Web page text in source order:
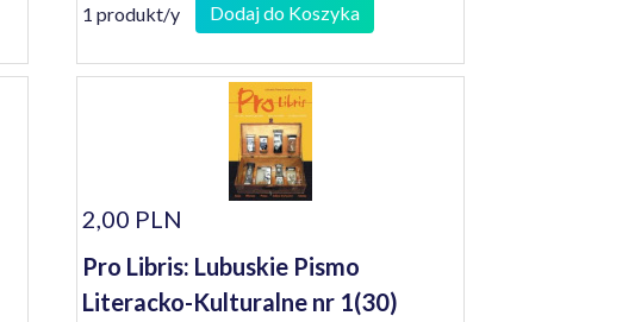
1 produkt/y Dodaj do Koszyka
2,00 PLN
Pro Libris: Lubuskie Pismo
Literacko-Kulturalne nr 1(30)